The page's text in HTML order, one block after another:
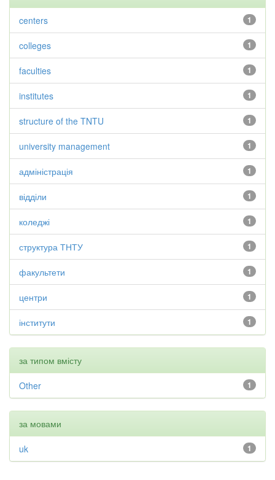
1
centers
1
colleges
1
faculties
1
institutes
1
structure of the TNTU
1
university management
1
адміністрація
1
відділи
1
коледжі
1
структура ТНТУ
1
факультети
1
центри
1
інститути
за типом вмісту
1
Other
за мовами
1
uk